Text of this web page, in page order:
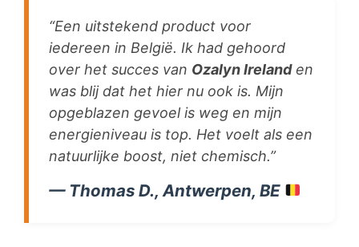
“Een uitstekend product voor
iedereen in België. Ik had gehoord
over het succes van Ozalyn Irelanden
was blij dat het hier nu ook is. Mijn
opgeblazen gevoel is weg en mijn
energieniveau is top. Het voelt als een
natuurlijke boost, niet chemisch.”
— Thomas D., Antwerpen, BE